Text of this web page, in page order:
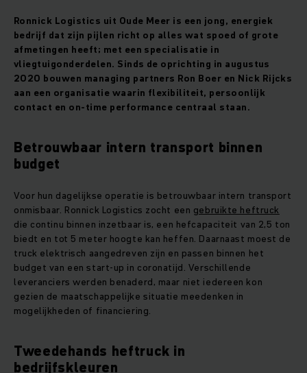
Ronnick Logistics uit Oude Meer is een jong, energiek
bedrijf dat zijn pijlen richt op alles wat spoed of grote
afmetingen heeft; met een specialisatie in
vliegtuigonderdelen. Sinds de oprichting in augustus
2020 bouwen managing partners Ron Boer en Nick Rijcks
aan een organisatie waarin flexibiliteit, persoonlijk
contact en on‑time performance centraal staan.
Betrouwbaar intern transport binnen
budget
Voor hun dagelijkse operatie is betrouwbaar intern transport
onmisbaar. Ronnick Logistics zocht een gebruikte heftruck
die continu binnen inzetbaar is, een hefcapaciteit van 2,5 ton
biedt en tot 5 meter hoogte kan heffen. Daarnaast moest de
truck elektrisch aangedreven zijn en passen binnen het
budget van een start-up in coronatijd. Verschillende
leveranciers werden benaderd, maar niet iedereen kon
gezien de maatschappelijke situatie meedenken in
mogelijkheden of financiering.
Tweedehands heftruck in
bedrijfskleuren